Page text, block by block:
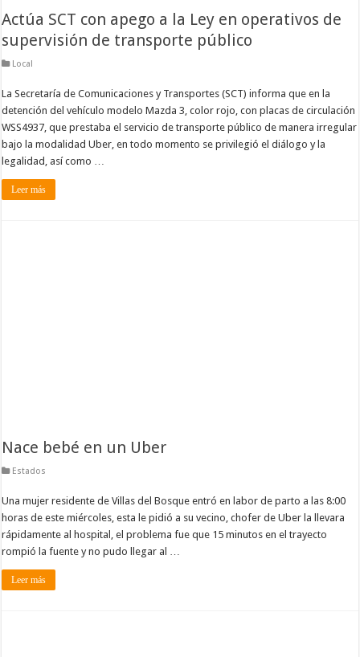
Actúa SCT con apego a la Ley en operativos de
supervisión de transporte público
Local
La Secretaría de Comunicaciones y Transportes (SCT) informa que en la
detención del vehículo modelo Mazda 3, color rojo, con placas de circulación
WSS4937, que prestaba el servicio de transporte público de manera irregular
bajo la modalidad Uber, en todo momento se privilegió el diálogo y la
legalidad, así como …
Leer más
Nace bebé en un Uber
Estados
Una mujer residente de Villas del Bosque entró en labor de parto a las 8:00
horas de este miércoles, esta le pidió a su vecino, chofer de Uber la llevara
rápidamente al hospital, el problema fue que 15 minutos en el trayecto
rompió la fuente y no pudo llegar al …
Leer más